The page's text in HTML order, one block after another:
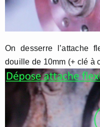
On desserre l’attache
douille de 10mm (+ clé à